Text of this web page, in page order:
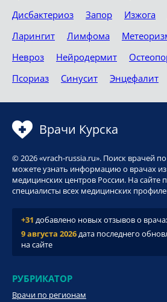
Дисбактериоз
Запор Изжога
Ларингит
Лимфома
Невроз
Нейродермит
Псориаз
Синусит Энцефалит
Врачи Курска
© 2026 «vrach-russia.ru». Поиск врачей
можете узнать информацию о врачах
медицинских центров России. На сайте
специалисты всех медицинских
+31 добавлено новых отзывов о
9 августа 2026дата последнего
на сайте
РУБРИКАТОР
Врачи по регионам